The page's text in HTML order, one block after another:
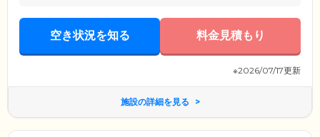
空き状況を知る 料金見積もり
※2026/07/17更新
施設の詳細を見る